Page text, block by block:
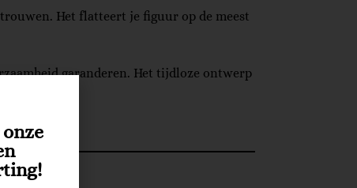
Het flatteert je figuur op de meest
garanderen. Het tijdloze ontwerp